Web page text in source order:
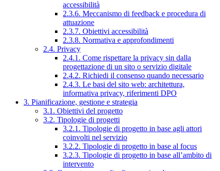
accessibilità
2.3.6. Meccanismo di feedback e procedura di
attuazione
2.3.7. Obiettivi accessibilità
2.3.8. Normativa e approfondimenti
2.4. Privacy
2.4.1. Come rispettare la privacy sin dalla
progettazione di un sito o servizio digitale
2.4.2. Richiedi il consenso quando necessario
2.4.3. Le basi del sito web: architettura,
informativa privacy, riferimenti DPO
3. Pianificazione, gestione e strategia
3.1. Obiettivi del progetto
3.2. Tipologie di progetti
3.2.1. Tipologie di progetto in base agli attori
coinvolti nel servizio
3.2.2. Tipologie di progetto in base al focus
3.2.3. Tipologie di progetto in base all’ambito di
intervento